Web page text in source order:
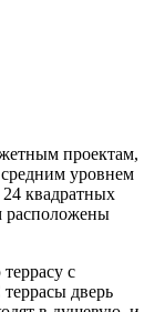
проектам,
уровнем
квадратных
расположены
с
дверь